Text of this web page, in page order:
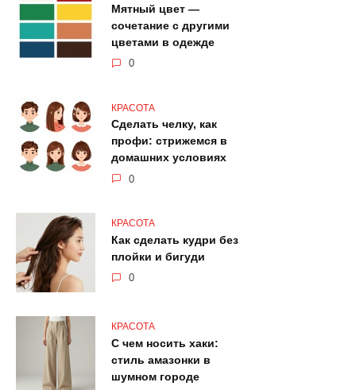
Мятный цвет —
сочетание с другими
цветами в одежде
0
КРАСОТА
Сделать челку, как
профи: стрижемся в
домашних условиях
0
КРАСОТА
Как сделать кудри без
плойки и бигуди
0
КРАСОТА
С чем носить хаки:
стиль амазонки в
шумном городе